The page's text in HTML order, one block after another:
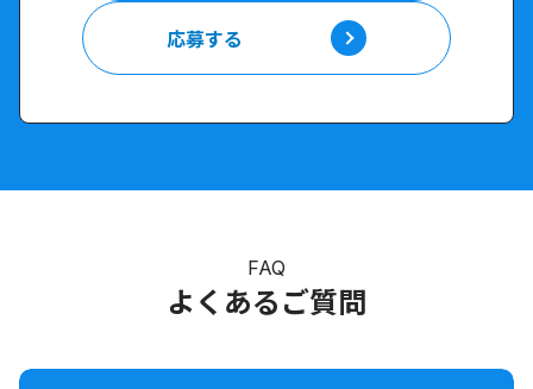
応募する
FAQ
よくあるご質問